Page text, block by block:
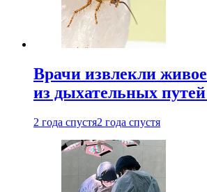
Врачи извлекли
из дыхательных
2 года спустя2 года спустя